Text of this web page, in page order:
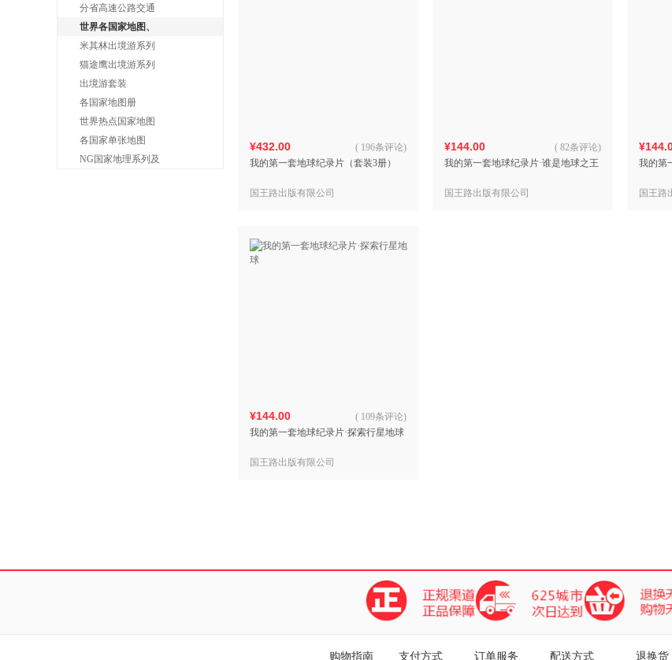
分省高速公路交通
世界各国家地图、
米其林出境游系列
猫途鹰出境游系列
出境游套装
各国家地图册
世界热点国家地图
各国家单张地图
NG国家地理系列及
¥432.00
我的第一套地球纪录片（套装3册）
( 196条评论)
国王路出版有限公司
¥144.00
我的第一套地球纪录片·谁是地球之王
( 82条评论)
国王路出版有限公司
我的第
国王路
¥144.00
我的第一套地球纪录片·探索行星地球
( 109条评论)
国王路出版有限公司
购物指南 支付方式 订单服务 配送方式 退换货